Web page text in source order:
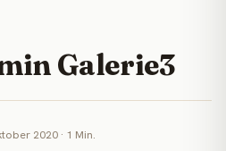
Galerie3
2020 · 1 Min.